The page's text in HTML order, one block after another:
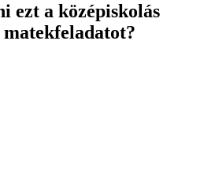
ezt a középiskolás